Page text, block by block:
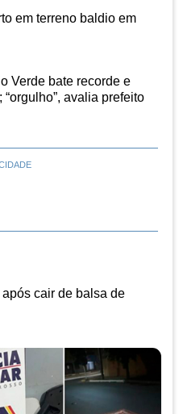
em terreno baldio em
Verde bate recorde e
avalia prefeito
cair de balsa de